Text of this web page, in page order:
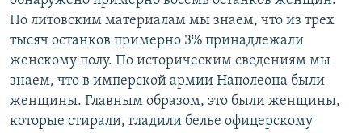
По литовским материалам мы знаем, что из трех
тысяч останков примерно 3% принадлежали
женскому полу. По историческим сведениям мы
знаем, что в имперской армии Наполеона были
женщины. Главным образом, это были женщины,
которые стирали, гладили белье офицерскому